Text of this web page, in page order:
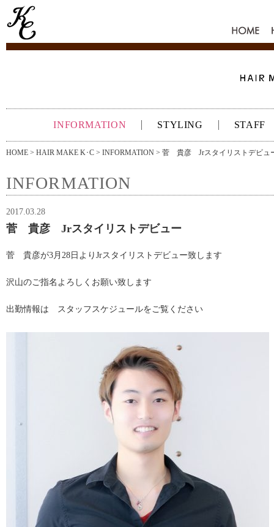
HOME
INFORMATION STYLING STAFF
HOME > HAIR MAKE K･C > INFORMATION > 菅 貴彦 Jrスタイリストデビュ
INFORMATION
2017.03.28
菅 貴彦 Jrスタイリストデビュー
菅 貴彦が3月28日よりJrスタイリストデビュー致します
沢山のご指名よろしくお願い致します
出勤情報は スタッフスケジュールをご覧ください